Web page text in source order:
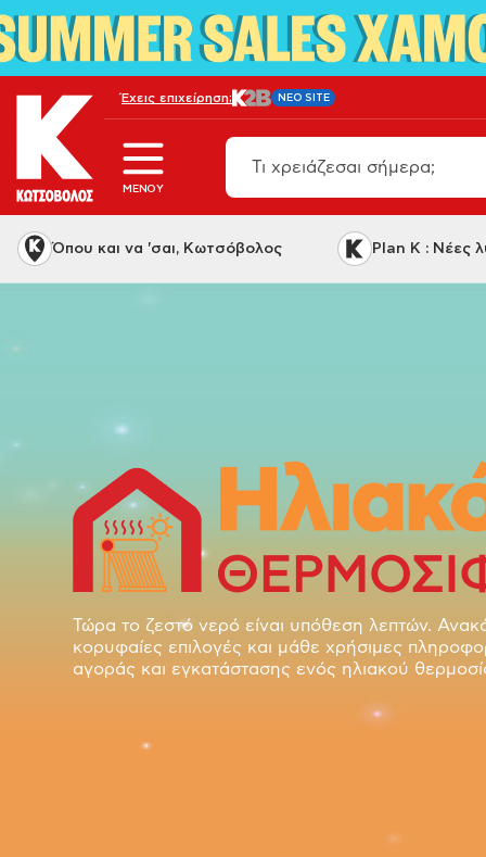
Έχεις επιχείρηση; NEO SITE
MENOY
Όπου και να 'σαι, Κωτσόβολος Plan K : Νέες
Τώρα το ζεστό νερό είναι υπόθεση λεπτών.
κορυφαίες επιλογές και μάθε χρήσιμες
αγοράς και εγκατάστασης ενός ηλιακού